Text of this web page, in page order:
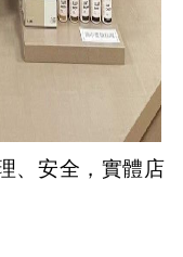
、安全，實體店